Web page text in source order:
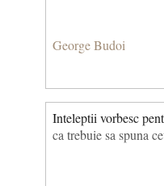
George Budoi
Inteleptii vorbesc
ca trebuie sa spuna